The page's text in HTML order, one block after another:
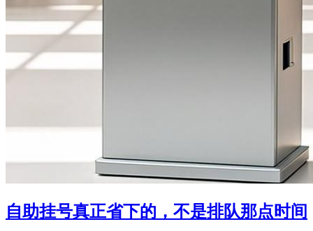
自助挂号真正省下的，不是排队那点时间